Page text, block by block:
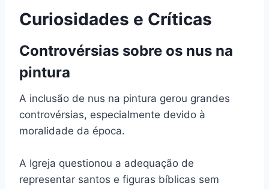
Curiosidades e Críticas
Controvérsias sobre os nus na
pintura
A inclusão de nus na pintura gerou grandes
controvérsias, especialmente devido à
moralidade da época.
A Igreja questionou a adequação de
representar santos e figuras bíblicas sem